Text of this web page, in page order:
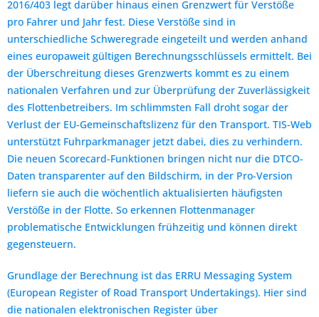
2016/403 legt darüber hinaus einen Grenzwert für Verstöße
pro Fahrer und Jahr fest. Diese Verstöße sind in
unterschiedliche Schweregrade eingeteilt und werden anhand
eines europaweit gültigen Berechnungsschlüssels ermittelt. Bei
der Überschreitung dieses Grenzwerts kommt es zu einem
nationalen Verfahren und zur Überprüfung der Zuverlässigkeit
des Flottenbetreibers. Im schlimmsten Fall droht sogar der
Verlust der EU-Gemeinschaftslizenz für den Transport. TIS-Web
unterstützt Fuhrparkmanager jetzt dabei, dies zu verhindern.
Die neuen Scorecard-Funktionen bringen nicht nur die DTCO-
Daten transparenter auf den Bildschirm, in der Pro-Version
liefern sie auch die wöchentlich aktualisierten häufigsten
Verstöße in der Flotte. So erkennen Flottenmanager
problematische Entwicklungen frühzeitig und können direkt
gegensteuern.
Grundlage der Berechnung ist das ERRU Messaging System
(European Register of Road Transport Undertakings). Hier sind
die nationalen elektronischen Register über